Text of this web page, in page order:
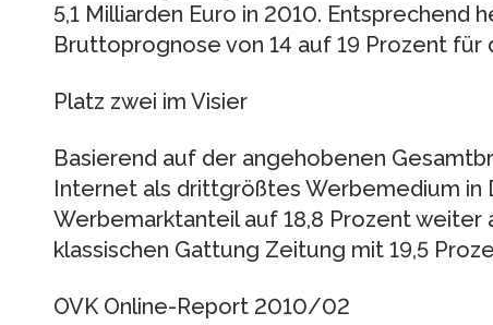
5,1 Milliarden Euro in 2010. Entsprechend
Bruttoprognose von 14 auf 19 Prozent für
Platz zwei im Visier
Basierend auf der angehobenen
Internet als drittgrößtes Werbemedium in
Werbemarktanteil auf 18,8 Prozent weiter
klassischen Gattung Zeitung mit 19,5
OVK Online-Report 2010/02